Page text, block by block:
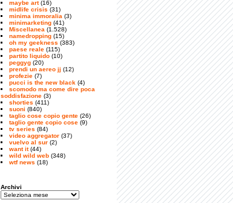
maybe art(16)
midlife crisis (31)
minima immoralia (3)
minimarketing (41)
Miscellanea (1.528)
namedropping (15)
oh my geekness (383)
paese reale (115)
partito liquido (10)
peggyg (20)
prendi un aereo jj (12)
profezie (7)
pucci is the new black (4)
scomodo ma come dire poca
soddisfazione (3)
shorties (411)
suoni (840)
taglio cose copio gente (26)
taglio gente copio cose (9)
tv series (84)
video aggregator (37)
vuelvo al sur (2)
want it(44)
wild wild web (348)
wtf news (18)
Archivi